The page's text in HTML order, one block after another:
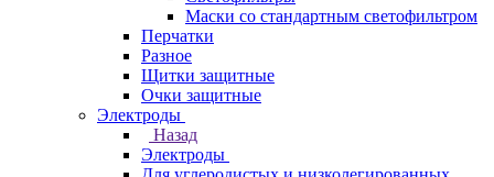
Маски со стандартным светофильтром
Перчатки
Разное
Щитки защитные
Очки защитные
Электроды
Назад
Электроды